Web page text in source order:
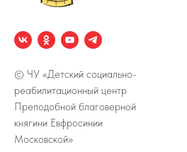
© ЧУ «Детский социально-
реабилитационный центр
Преподобной благоверной
княгини Евфросинии
Московской»